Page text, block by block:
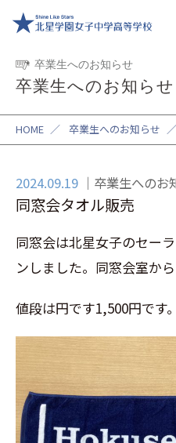
卒業生へのお知らせ
卒業生へのお知らせ
HOME ／ 卒業生へのお知らせ ／
2024.09.19 卒業生へのお
同窓会タオル販売
同窓会は北星女子のセー
ンしました。同窓会室か
値段は円です1,500円です。